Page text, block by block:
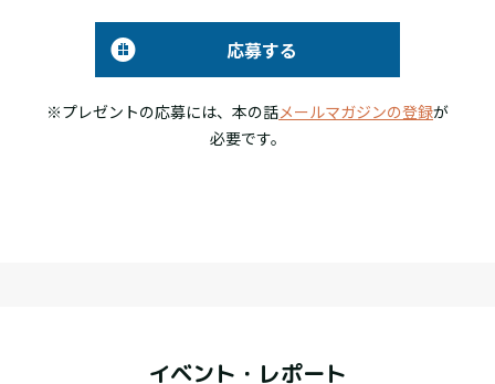
応募する
※プレゼントの応募には、本の話メールマガジンの登録が
必要です。
イベント・レポート